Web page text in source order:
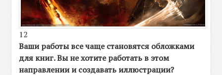
12
Ваши работы все чаще становятся обложками
для книг. Вы не хотите работать в этом
направлении и создавать иллюстрации?